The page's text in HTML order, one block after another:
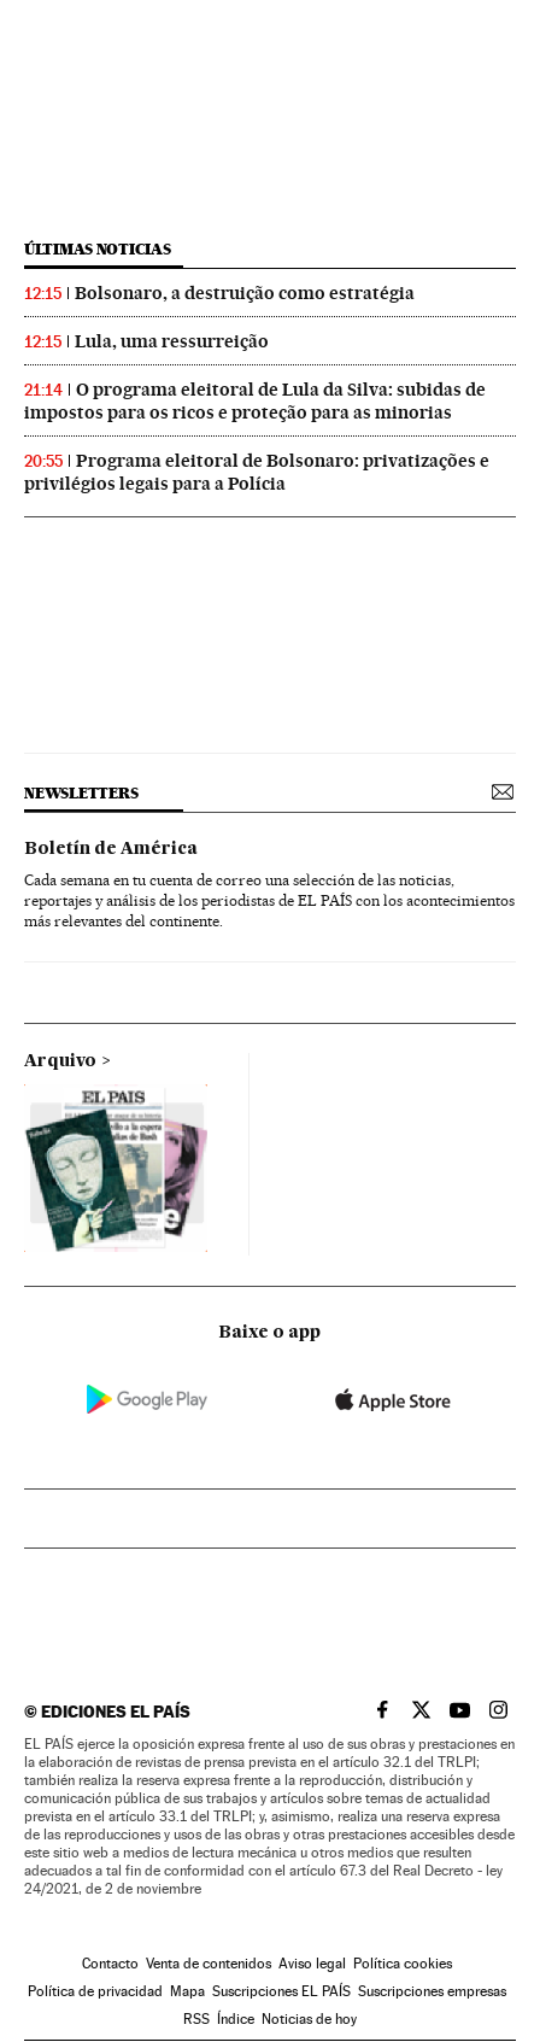
ÚLTIMAS NOTICIAS
12:15 Bolsonaro, a destruição como estratégia
12:15 Lula, uma ressurreição
21:14
O programa eleitoral de Lula da Silva: subidas de
impostos para os ricos e proteção para as minorias
20:55
Programa eleitoral de Bolsonaro: privatizações e
privilégios legais para a Polícia
NEWSLETTERS
Boletín de América
Cada semana en tu cuenta de correo una selección de las noticias,
reportajes y análisis de los periodistas de EL PAÍS con los acontecimientos
más relevantes del continente.
Arquivo
Baixe o app
©EDICIONES EL PAÍS EL PAÍS BRASIL EN
EL PAÍSEL PAÍS
EL
EL PAÍS ejerce la oposición expresa frente al uso de sus obras y prestaciones en
la elaboración de revistas de prensa prevista en el artículo 32.1 del TRLPI;
también realiza la reserva expresa frente a la reproducción, distribución y
comunicación pública de sus trabajos y artículos sobre temas de actualidad
prevista en el artículo 33.1 del TRLPI; y, asimismo, realiza una reserva expresa
de las reproducciones y usos de las obras y otras prestaciones accesibles desde
este sitio web a medios de lectura mecánica u otros medios que resulten
adecuados a tal fin de conformidad con el artículo 67.3 del Real Decreto - ley
24/2021, de 2 de noviembre
Contacto Venta de contenidos Aviso legal Política cookies
Política de privacidad Mapa Suscripciones EL PAÍS Suscripciones empresas
RSS Índice Noticias de hoy